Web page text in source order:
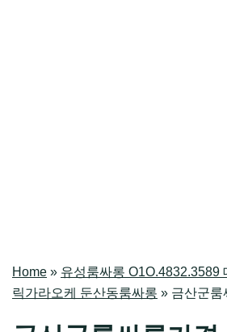
Home » 유성룸싸롱 O1O.4832.3589
릭가라오케 둔산동룸싸롱 » 금산군룸